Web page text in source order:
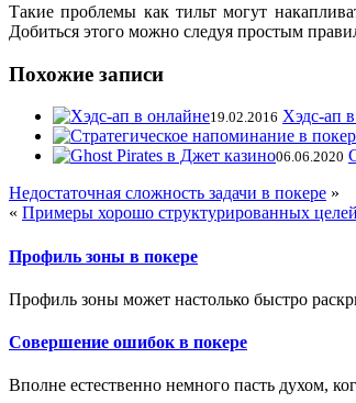
Такие проблемы как тильт могут
Добиться этого можно следуя простым
Похожие записи
19.02.2016 Хэдс-ап
06.06.2020
Недостаточная сложность задачи в покере »
« Примеры хорошо структурированных целей
Профиль зоны в покере
Профиль зоны может настолько быстро
Совершение ошибок в покере
Вполне естественно немного пасть духом,